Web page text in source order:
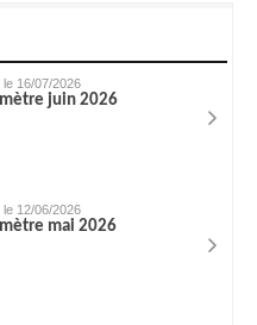
le 16/07/2026
juin 2026
le 12/06/2026
mai 2026